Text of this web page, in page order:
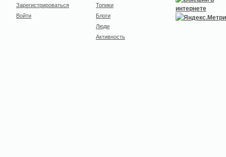
Зарегистрироваться
Войти
Топики
Блоги
Люди
Активность